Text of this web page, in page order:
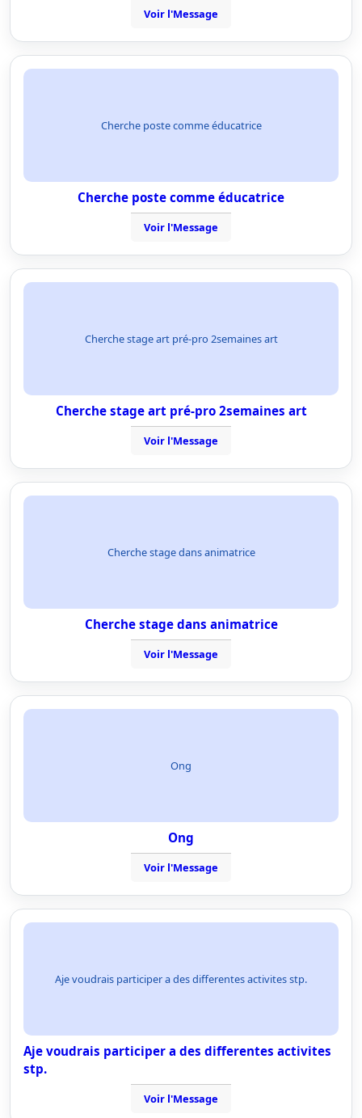
Voir l'Message
Cherche poste comme éducatrice
Cherche poste comme éducatrice
Voir l'Message
Cherche stage art pré-pro 2semaines art
Cherche stage art pré-pro 2semaines art
Voir l'Message
Cherche stage dans animatrice
Cherche stage dans animatrice
Voir l'Message
Ong
Ong
Voir l'Message
Aje voudrais participer a des differentes activites stp.
Aje voudrais participer a des differentes activites
stp.
Voir l'Message